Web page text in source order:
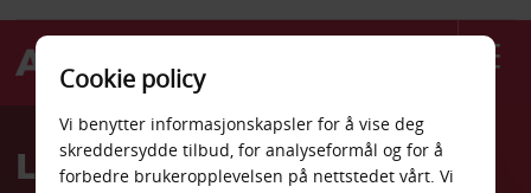
Welcome
AvisLeiebil Abidjan flyplass
Cookie policy
Vi benytter informasjonskapsler for å vise deg
skreddersydde tilbud, for analyseformål og for å
forbedre brukeropplevelsen på nettstedet vårt. Vi